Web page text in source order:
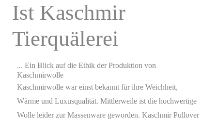
Ist Kaschmir
Tierquälerei
... Ein Blick auf die Ethik der Produktion von
Kaschmirwolle
Kaschmirwolle war einst bekannt für ihre Weichheit,
Wärme und Luxusqualität. Mittlerweile ist die hochwertige
Wolle leider zur Massenware geworden. Kaschmir Pullover